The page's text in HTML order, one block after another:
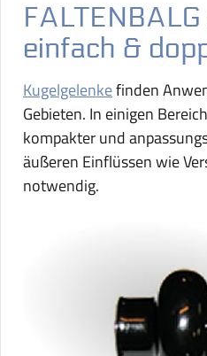
einfach &
Kugelgelenkefinden
Gebieten. In einigen
kompakter und
äußeren Einflüssen wie
notwendig.